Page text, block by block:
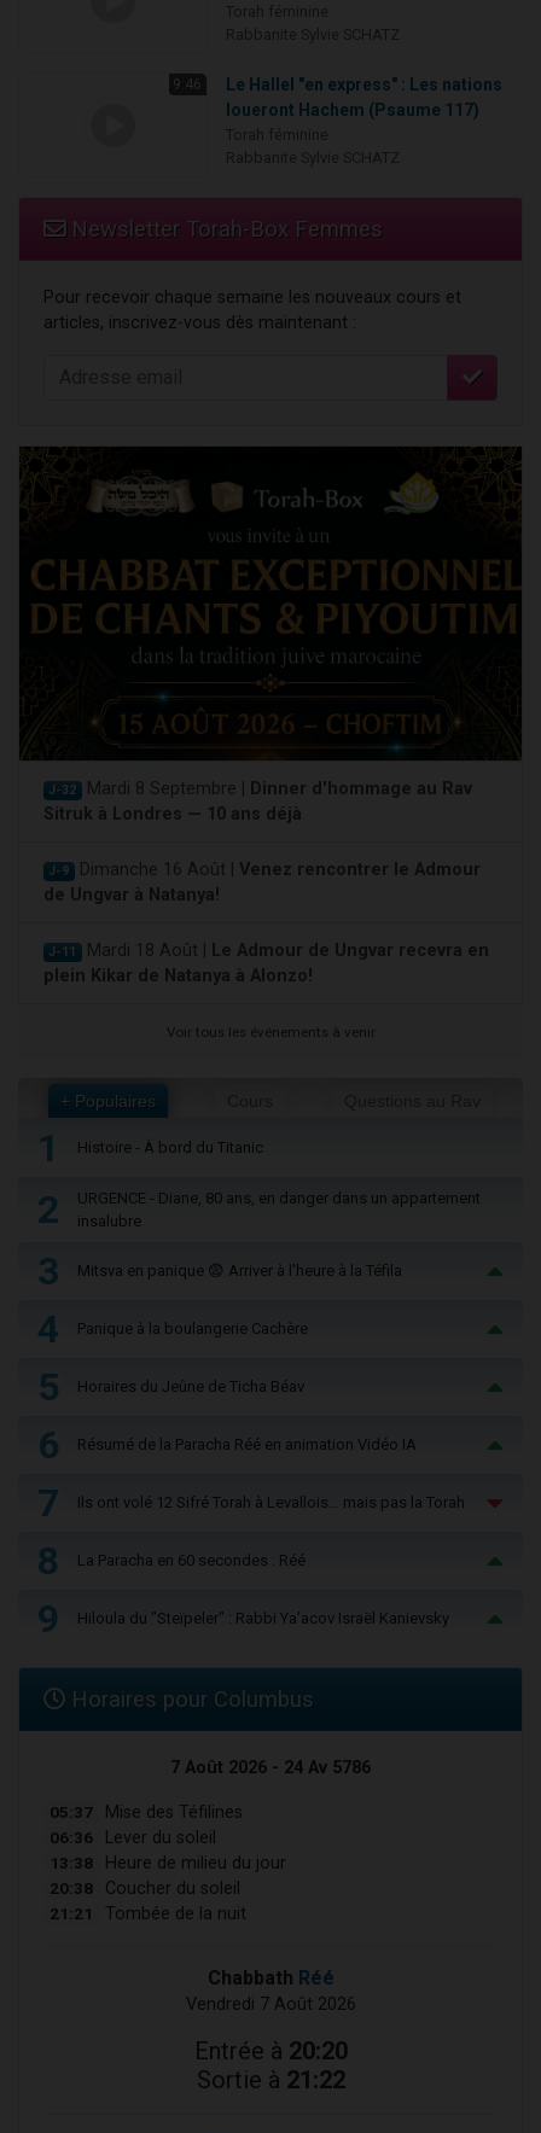
9:46
Le Hallel "en express" : Les nations
loueront Hachem (Psaume 117)
Newsletter Torah-Box Femmes
Pour recevoir chaque semaine les nouveaux cours et
articles, inscrivez-vous dès maintenant :
J-32 Mardi 8 Septembre |
Dinner d'hommage au Rav
Sitruk à Londres — 10 ans déjà
J-9 Dimanche 16 Août | Venez rencontrer le Admour
de Ungvar à Natanya!
J-11 Mardi 18 Août |
Le Admour de Ungvar recevra en
plein Kikar de Natanya à Alonzo!
Voir tous les événements à venir
+ Populaires
1 Histoire - À bord du Titanic
2
URGENCE - Diane, 80 ans, en danger dans un appartement
insalubre
3 Mitsva en panique 😨 Arriver à l'heure à la Téfila
4 Panique à la boulangerie Cachère
5 Horaires du Jeûne de Ticha Béav
6 Résumé de la Paracha Réé en animation Vidéo IA
7 Ils ont volé 12 Sifré Torah à Levallois… mais pas la Torah
8 La Paracha en 60 secondes : Réé
9 Hiloula du "Steïpeler" : Rabbi Ya’acov Israël Kanievsky
Horaires pour Columbus
7 Août 2026 - 24 Av 5786
05:37 Mise des Téfilines
06:36 Lever du soleil
13:38 Heure de milieu du jour
20:38 Coucher du soleil
21:21 Tombée de la nuit
Chabbath Réé
Vendredi 7 Août 2026
Entrée à 20:20
Sortie à 21:22